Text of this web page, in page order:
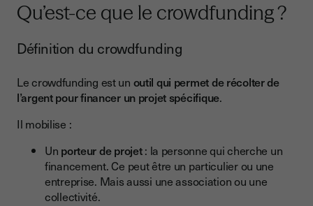
Quels sont les avantages du crowdfunding pour les porteurs
Diversifier les sources de financement
Quels sont les inconvénients du financement participatif ?
L’échec de la campagne
Qu’est-ce que le crowdfunding ?
Définition du crowdfunding
Le crowdfunding est un outil qui permet de récolter de
l’argent pour financer un projet spécifique.
Il mobilise :
Un porteur de projet: la personne qui cherche un
financement. Ce peut être un particulier ou une
entreprise. Mais aussi une association ou une
collectivité.